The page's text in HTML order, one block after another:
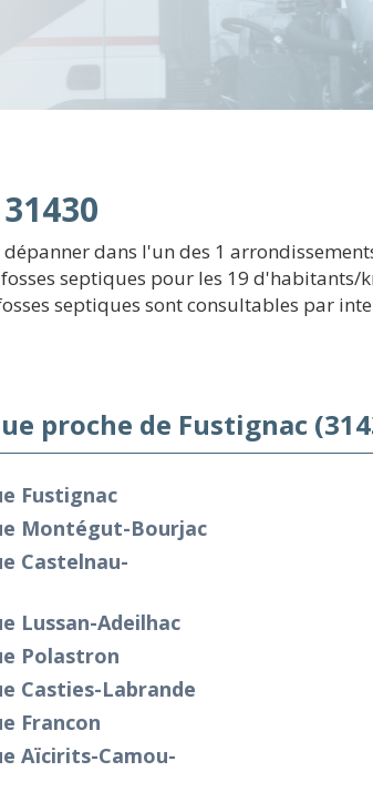
dans l'un des 1
septiques pour les 19 d'habitants/
septiques sont consultables par
proche de Fustignac
Fustignac
Montégut-Bourjac
Castelnau-
Lussan-Adeilhac
Polastron
Casties-Labrande
Francon
Aïcirits-Camou-